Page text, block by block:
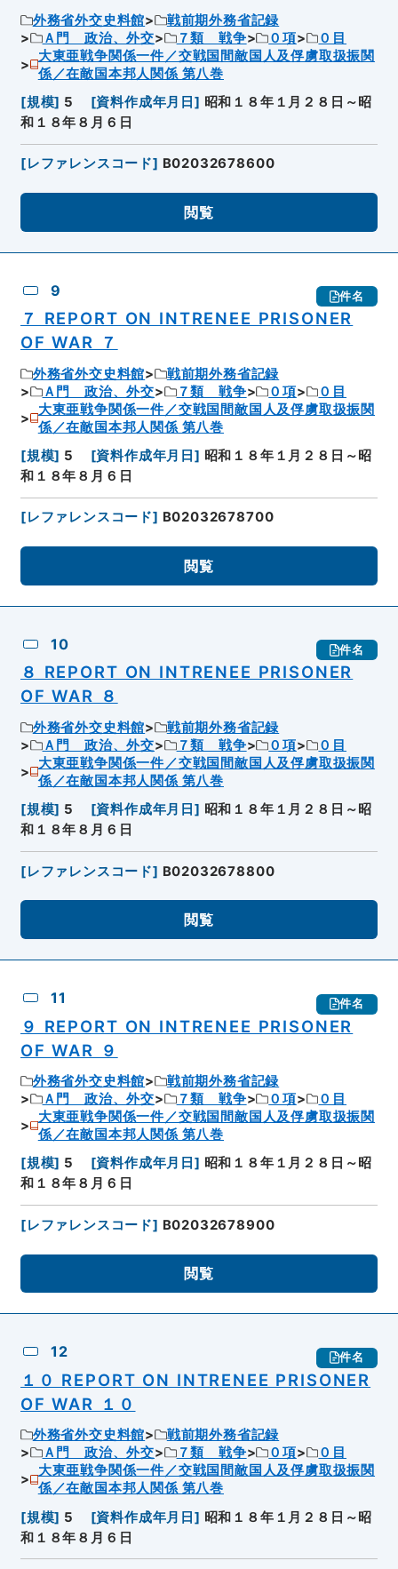
外務省外交史料館
戦前期外務省記録
Ａ門 政治、外交
７類 戦争 ０項
０目
大東亜戦争関係一件／交戦国間敵国人及俘虜取扱振関
係／在敵国本邦人関係 第八巻
[規模] 5 [資料作成年月日] 昭和１８年１月２８日～昭
和１８年８月６日
[レファレンスコード] B02032678600
閲覧
9 件名
７ REPORT ON INTRENEE PRISONER
OF WAR ７
外務省外交史料館
戦前期外務省記録
Ａ門 政治、外交
７類 戦争 ０項
０目
大東亜戦争関係一件／交戦国間敵国人及俘虜取扱振関
係／在敵国本邦人関係 第八巻
[規模] 5 [資料作成年月日] 昭和１８年１月２８日～昭
和１８年８月６日
[レファレンスコード] B02032678700
閲覧
10 件名
８ REPORT ON INTRENEE PRISONER
OF WAR ８
外務省外交史料館
戦前期外務省記録
Ａ門 政治、外交
７類 戦争 ０項
０目
大東亜戦争関係一件／交戦国間敵国人及俘虜取扱振関
係／在敵国本邦人関係 第八巻
[規模] 5 [資料作成年月日] 昭和１８年１月２８日～昭
和１８年８月６日
[レファレンスコード] B02032678800
閲覧
11 件名
９ REPORT ON INTRENEE PRISONER
OF WAR ９
外務省外交史料館
戦前期外務省記録
Ａ門 政治、外交
７類 戦争 ０項
０目
大東亜戦争関係一件／交戦国間敵国人及俘虜取扱振関
係／在敵国本邦人関係 第八巻
[規模] 5 [資料作成年月日] 昭和１８年１月２８日～昭
和１８年８月６日
[レファレンスコード] B02032678900
閲覧
12 件名
１０ REPORT ON INTRENEE PRISONER
OF WAR １０
外務省外交史料館
戦前期外務省記録
Ａ門 政治、外交
７類 戦争 ０項
０目
大東亜戦争関係一件／交戦国間敵国人及俘虜取扱振関
係／在敵国本邦人関係 第八巻
[規模] 5 [資料作成年月日] 昭和１８年１月２８日～昭
和１８年８月６日